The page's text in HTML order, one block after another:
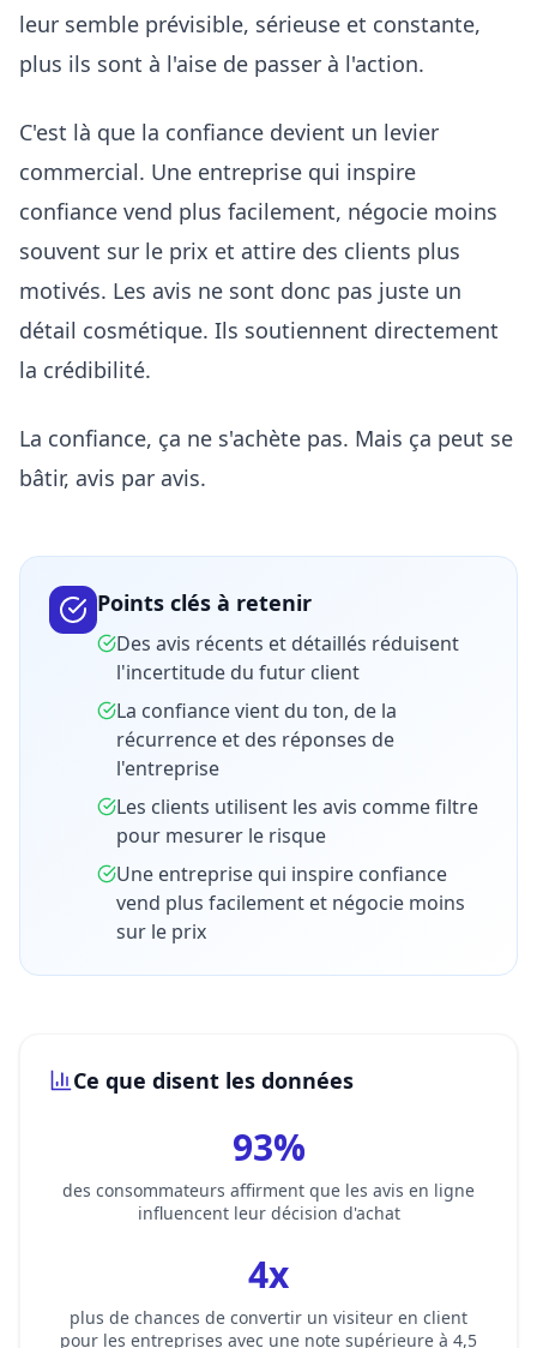
leur semble prévisible, sérieuse et constante,
plus ils sont à l'aise de passer à l'action.
C'est là que la confiance devient un levier
commercial. Une entreprise qui inspire
confiance vend plus facilement, négocie moins
souvent sur le prix et attire des clients plus
motivés. Les avis ne sont donc pas juste un
détail cosmétique. Ils soutiennent directement
la crédibilité.
La confiance, ça ne s'achète pas. Mais ça peut se
bâtir, avis par avis.
Points clés à retenir
Des avis récents et détaillés réduisent
l'incertitude du futur client
La confiance vient du ton, de la
récurrence et des réponses de
l'entreprise
Les clients utilisent les avis comme filtre
pour mesurer le risque
Une entreprise qui inspire confiance
vend plus facilement et négocie moins
sur le prix
Ce que disent les données
93%
des consommateurs affirment que les avis en ligne
influencent leur décision d'achat
4x
plus de chances de convertir un visiteur en client
pour les entreprises avec une note supérieure à 4,5